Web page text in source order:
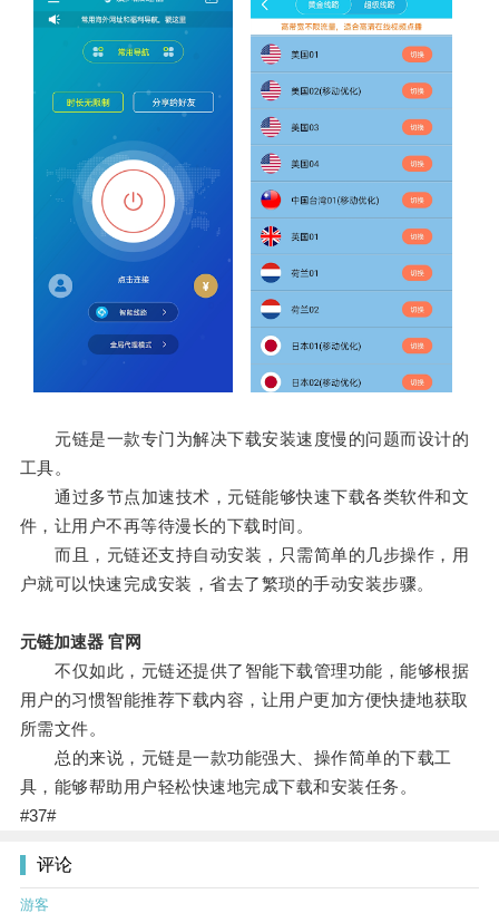
元链是一款专门为解决下载安装速度慢的问题而设计的
工具。
通过多节点加速技术，元链能够快速下载各类软件和文
件，让用户不再等待漫长的下载时间。
而且，元链还支持自动安装，只需简单的几步操作，用
户就可以快速完成安装，省去了繁琐的手动安装步骤。
元链加速器 官网
不仅如此，元链还提供了智能下载管理功能，能够根据
用户的习惯智能推荐下载内容，让用户更加方便快捷地获取
所需文件。
总的来说，元链是一款功能强大、操作简单的下载工
具，能够帮助用户轻松快速地完成下载和安装任务。
#37#
评论
游客